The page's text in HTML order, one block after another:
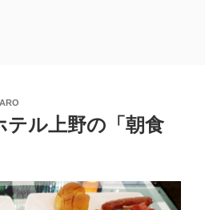
テル上野の「朝食